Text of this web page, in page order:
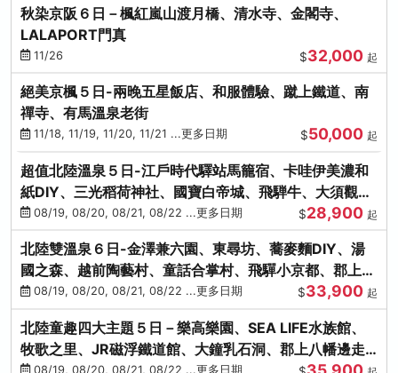
秋染京阪６日－楓紅嵐山渡月橋、清水寺、金閣寺、
LALAPORT門真
11/26 $32,000 起
絕美京楓５日-兩晚五星飯店、和服體驗、蹴上鐵道、南
禪寺、有馬溫泉老街
11/18, 11/19, 11/20, 11/21 ...更多日期 $50,000 起
超值北陸溫泉５日-江戶時代驛站馬籠宿、卡哇伊美濃和
紙DIY、三光稻荷神社、國寶白帝城、飛騨牛、大須觀音
街、下呂溫泉
08/19, 08/20, 08/21, 08/22 ...更多日期 $28,900 起
北陸雙溫泉６日-金澤兼六園、東尋坊、蕎麥麵DIY、湯
國之森、越前陶藝村、童話合掌村、飛驒小京都、郡上八
幡08/19, 08/20, 08/21, 08/22 ...更多日期 $33,900 起
北陸童趣四大主題５日－樂高樂園、SEA LIFE水族館、
牧歌之里、JR磁浮鐵道館、大鐘乳石洞、郡上八幡邊走
08/19, 08/20, 08/21, 08/22 ...更多日期